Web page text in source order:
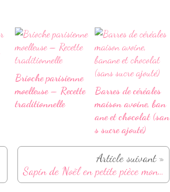
Brioche parisienne
moelleuse – Recette
traditionnelle
Barres de céréales
maison avoine, ban
ane et chocolat (san
s sucre ajouté)
Article suivant »
Sapin de Noël en petite pièce montée de biscuits